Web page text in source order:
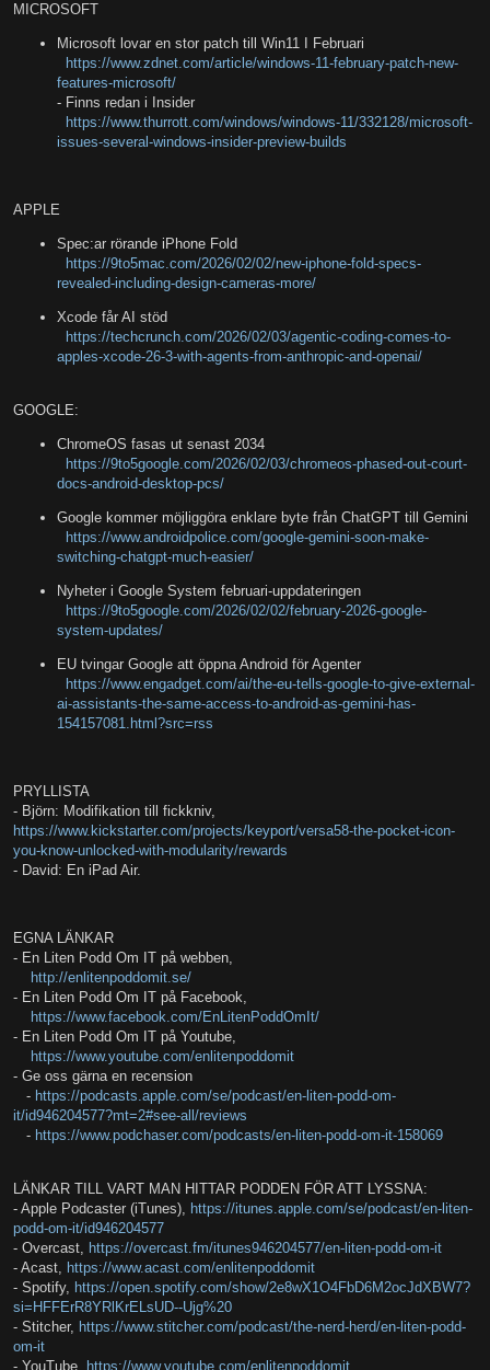
MICROSOFT
Microsoft lovar en stor patch till Win11 I Februari
https://www.zdnet.com/article/windows-11-february-patch-new-
features-microsoft/
- Finns redan i Insider
https://www.thurrott.com/windows/windows-11/332128/microsoft-
issues-several-windows-insider-preview-builds
APPLE
Spec:ar rörande iPhone Fold
https://9to5mac.com/2026/02/02/new-iphone-fold-specs-
revealed-including-design-cameras-more/
Xcode får AI stöd
https://techcrunch.com/2026/02/03/agentic-coding-comes-to-
apples-xcode-26-3-with-agents-from-anthropic-and-openai/
GOOGLE:
ChromeOS fasas ut senast 2034
https://9to5google.com/2026/02/03/chromeos-phased-out-court-
docs-android-desktop-pcs/
Google kommer möjliggöra enklare byte från ChatGPT till Gemini
https://www.androidpolice.com/google-gemini-soon-make-
switching-chatgpt-much-easier/
Nyheter i Google System februari-uppdateringen
https://9to5google.com/2026/02/02/february-2026-google-
system-updates/
EU tvingar Google att öppna Android för Agenter
https://www.engadget.com/ai/the-eu-tells-google-to-give-external-
ai-assistants-the-same-access-to-android-as-gemini-has-
154157081.html?src=rss
PRYLLISTA
- Björn: Modifikation till fickkniv,
https://www.kickstarter.com/projects/keyport/versa58-the-pocket-icon-
you-know-unlocked-with-modularity/rewards
- David: En iPad Air.
EGNA LÄNKAR
- En Liten Podd Om IT på webben,
http://enlitenpoddomit.se/
- En Liten Podd Om IT på Facebook,
https://www.facebook.com/EnLitenPoddOmIt/
- En Liten Podd Om IT på Youtube,
https://www.youtube.com/enlitenpoddomit
- Ge oss gärna en recension
- https://podcasts.apple.com/se/podcast/en-liten-podd-om-
it/id946204577?mt=2#see-all/reviews
- https://www.podchaser.com/podcasts/en-liten-podd-om-it-158069
LÄNKAR TILL VART MAN HITTAR PODDEN FÖR ATT LYSSNA:
- Apple Podcaster (iTunes), https://itunes.apple.com/se/podcast/en-liten-
podd-om-it/id946204577
- Overcast, https://overcast.fm/itunes946204577/en-liten-podd-om-it
- Acast, https://www.acast.com/enlitenpoddomit
- Spotify, https://open.spotify.com/show/2e8wX1O4FbD6M2ocJdXBW7?
si=HFFErR8YRlKrELsUD--Ujg%20
- Stitcher, https://www.stitcher.com/podcast/the-nerd-herd/en-liten-podd-
om-it
- YouTube,
https://www.youtube.com/enlitenpoddomit